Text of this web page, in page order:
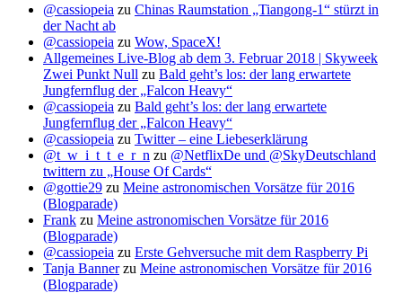
@cassiopeia zu Chinas Raumstation „Tiangong-1“ stürzt in
der Nacht ab
@cassiopeia zu Wow, SpaceX!
Allgemeines Live-Blog ab dem 3. Februar 2018 | Skyweek
Zwei Punkt Null zu Bald geht’s los: der lang erwartete
Jungfernflug der „Falcon Heavy“
@cassiopeia zu Bald geht’s los: der lang erwartete
Jungfernflug der „Falcon Heavy“
@cassiopeia zu Twitter – eine Liebeserklärung
@t_w_i_t_t_e_r_n zu @NetflixDe und @SkyDeutschland
twittern zu „House Of Cards“
@gottie29 zu Meine astronomischen Vorsätze für 2016
(Blogparade)
Frank zu Meine astronomischen Vorsätze für 2016
(Blogparade)
@cassiopeia zu Erste Gehversuche mit dem Raspberry Pi
Tanja Bannerzu Meine astronomischen Vorsätze für 2016
(Blogparade)